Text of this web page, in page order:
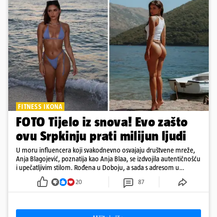
FITNESS IKONA
FOTO Tijelo iz snova! Evo zašto
ovu Srpkinju prati milijun ljudi
U moru influencera koji svakodnevno osvajaju društvene mreže,
Anja Blagojević, poznatija kao Anja Blaa, se izdvojila autentičnošću
i upečatljivim stilom. Rođena u Doboju, a sada s adresom u
Dubaiju, Anja je spoj glamura, discipline i mladenačke energije
20 87